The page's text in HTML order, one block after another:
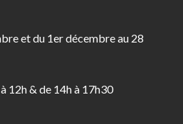
et du 1er décembre au 28
12h & de 14h à 17h30